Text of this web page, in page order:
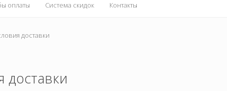
оплаты Система скидок Контакты
доставки
доставки